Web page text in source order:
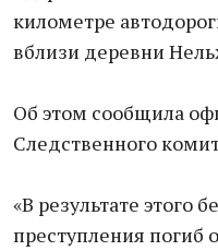
километре
вблизи деревни
Об этом сообщила
Следственного
«В результате этого
преступления погиб